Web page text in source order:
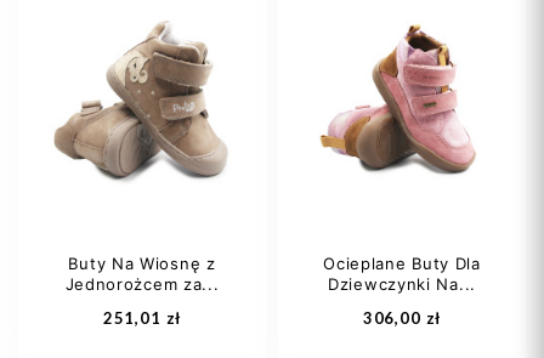
20
21
22
23 +2
Dodaj do koszyka
21
23
24
Dodaj do koszyka
Buty Na Wiosnę z
Jednorożcem za...
251,01 zł
Ocieplane Buty Dla
Dziewczynki Na...
306,00 zł